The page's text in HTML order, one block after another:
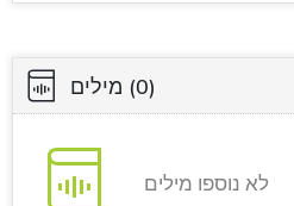
מילים (0)
לא נוספו מילים